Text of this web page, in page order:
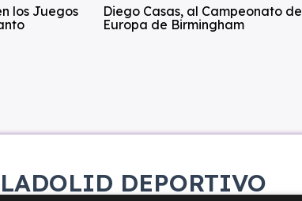
los Juegos
Diego Casas, al Campeonato de
Europa de Birmingham
DEPORTIVO